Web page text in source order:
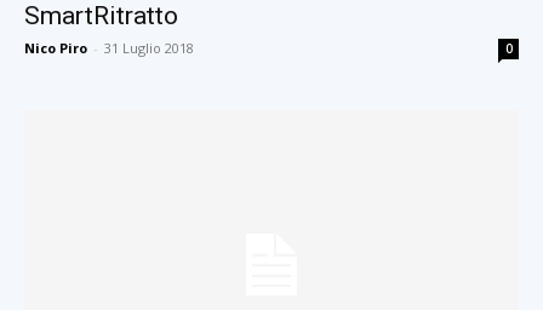
SmartRitratto
Nico Piro - 31 Luglio 2018 0